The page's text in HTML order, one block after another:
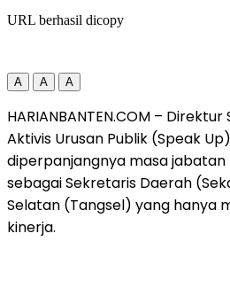
URL berhasil dicopy
A A A
HARIANBANTEN.COM –
Aktivis Urusan Publik (Speak
diperpanjangnya masa
sebagai Sekretaris Daerah
Selatan (Tangsel) yang hanya
kinerja.